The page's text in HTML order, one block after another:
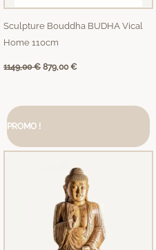
Sculpture Bouddha BUDHA Vical
Home 110cm
1149,00€ 879,00€
PROMO !
Le
3969,00 €.
Le
3099,00 €.